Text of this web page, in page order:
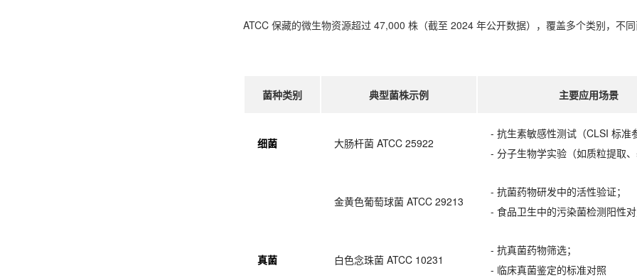
ATCC 保藏的微生物资源超过 47,000 株（截至 2024 年公开数据），覆盖多个类别，不
菌种类别 典型菌株示例 主要应用场景
细菌 大肠杆菌 ATCC 25922
- 抗生素敏感性测试（CLSI 标准
- 分子生物学实验（如质粒提取
金黄色葡萄球菌 ATCC 29213
- 抗菌药物研发中的活性验证；
- 食品卫生中的污染菌检测阳性
真菌 白色念珠菌 ATCC 10231
- 抗真菌药物筛选；
- 临床真菌鉴定的标准对照